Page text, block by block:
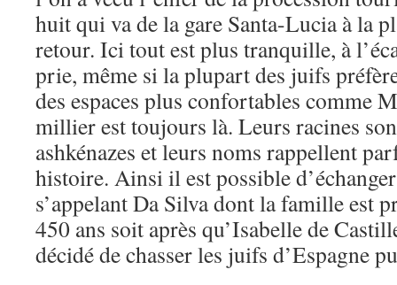
huit qui va de la gare Santa-Lucia à la
retour. Ici tout est plus tranquille, à
prie, même si la plupart des juifs
des espaces plus confortables comme
millier est toujours là. Leurs racines
ashkénazes et leurs noms rappellent
histoire. Ainsi il est possible
s’appelant Da Silva dont la famille est
450 ans soit après qu’Isabelle de
décidé de chasser les juifs d’Espagne